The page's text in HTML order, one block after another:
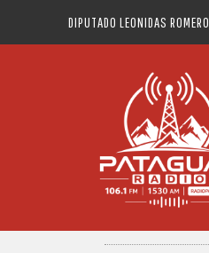
DIPUTADO LEONIDAS ROMERO